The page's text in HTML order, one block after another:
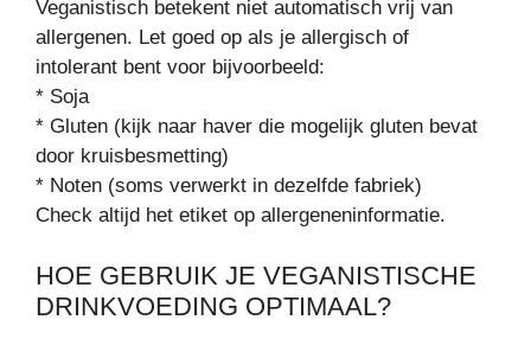
Veganistisch betekent niet automatisch vrij van
allergenen. Let goed op als je allergisch of
intolerant bent voor bijvoorbeeld:
* Soja
* Gluten (kijk naar haver die mogelijk gluten bevat
door kruisbesmetting)
* Noten (soms verwerkt in dezelfde fabriek)
Check altijd het etiket op allergeneninformatie.
HOE GEBRUIK JE VEGANISTISCHE
DRINKVOEDING OPTIMAAL?